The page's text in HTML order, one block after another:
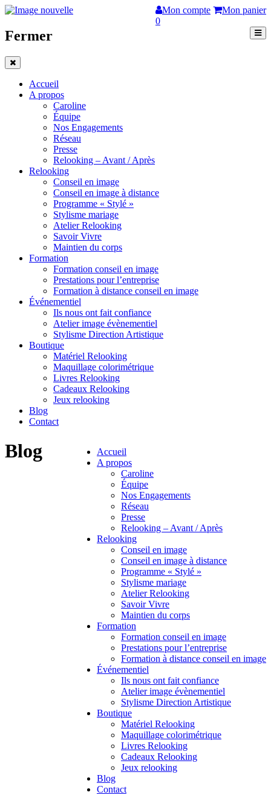
Mon compte
Mon panier
0
Fermer
Accueil
A propos
Caroline
Équipe
Nos Engagements
Réseau
Presse
Relooking – Avant / Après
Relooking
Conseil en image
Conseil en image à distance
Programme « Stylé »
Stylisme mariage
Atelier Relooking
Savoir Vivre
Maintien du corps
Formation
Formation conseil en image
Prestations pour l’entreprise
Formation à distance conseil en image
Événementiel
Ils nous ont fait confiance
Atelier image évènementiel
Stylisme Direction Artistique
Boutique
Matériel Relooking
Maquillage colorimétrique
Livres Relooking
Cadeaux Relooking
Jeux relooking
Blog
Contact
Accueil
A propos
Caroline
Équipe
Nos Engagements
Réseau
Presse
Relooking – Avant / Après
Relooking
Conseil en image
Conseil en image à distance
Programme « Stylé »
Stylisme mariage
Atelier Relooking
Savoir Vivre
Maintien du corps
Formation
Formation conseil en image
Prestations pour l’entreprise
Formation à distance conseil en image
Événementiel
Ils nous ont fait confiance
Atelier image évènementiel
Stylisme Direction Artistique
Boutique
Matériel Relooking
Maquillage colorimétrique
Livres Relooking
Cadeaux Relooking
Jeux relooking
Blog
Contact
Blog